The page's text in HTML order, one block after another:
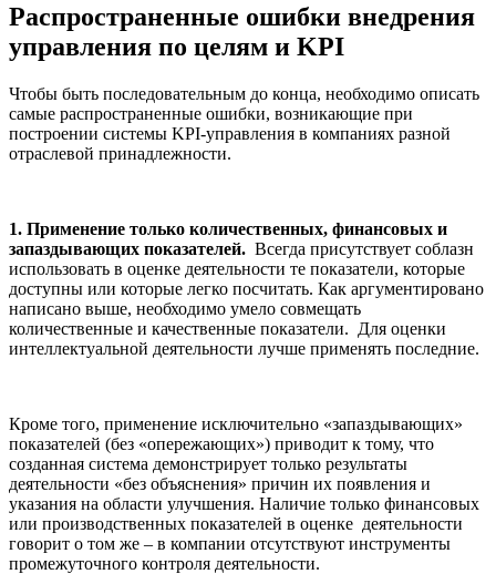
Распространенные ошибки внедрения
управления по целям и KPI
Чтобы быть последовательным до конца, необходимо описать
самые распространенные ошибки, возникающие при
построении системы KPI-управления в компаниях разной
отраслевой принадлежности.
1. Применение только количественных, финансовых и
запаздывающих показателей. Всегда присутствует соблазн
использовать в оценке деятельности те показатели, которые
доступны или которые легко посчитать. Как аргументировано
написано выше, необходимо умело совмещать
количественные и качественные показатели. Для оценки
интеллектуальной деятельности лучше применять последние.
Кроме того, применение исключительно «запаздывающих»
показателей (без «опережающих») приводит к тому, что
созданная система демонстрирует только результаты
деятельности «без объяснения» причин их появления и
указания на области улучшения. Наличие только финансовых
или производственных показателей в оценке деятельности
говорит о том же – в компании отсутствуют инструменты
промежуточного контроля деятельности.